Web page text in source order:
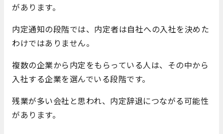
があります。
内定通知の段階では、内定者は自社への入社を決めた
わけではありません。
複数の企業から内定をもらっている人は、その中から
入社する企業を選んでいる段階です。
残業が多い会社と思われ、内定辞退につながる可能性
があります。